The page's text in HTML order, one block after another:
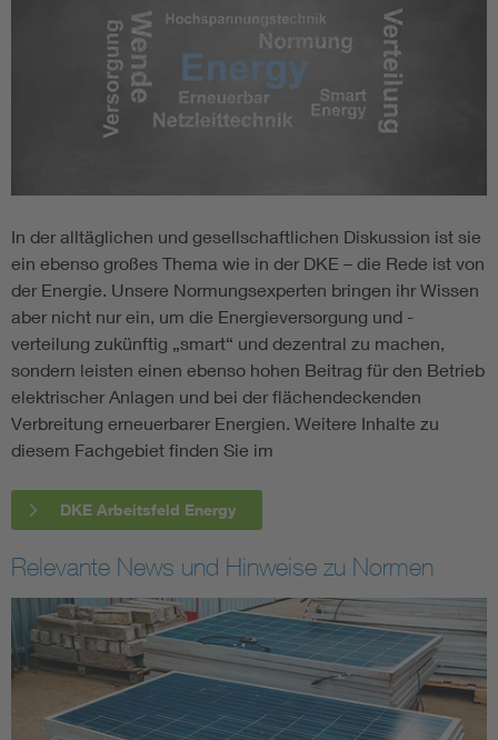
In der alltäglichen und gesellschaftlichen Diskussion ist sie
ein ebenso großes Thema wie in der DKE – die Rede ist von
der Energie. Unsere Normungsexperten bringen ihr Wissen
aber nicht nur ein, um die Energieversorgung und -
verteilung zukünftig „smart“ und dezentral zu machen,
sondern leisten einen ebenso hohen Beitrag für den Betrieb
elektrischer Anlagen und bei der flächendeckenden
Verbreitung erneuerbarer Energien. Weitere Inhalte zu
diesem Fachgebiet finden Sie im
DKE Arbeitsfeld Energy
Relevante News und Hinweise zu Normen